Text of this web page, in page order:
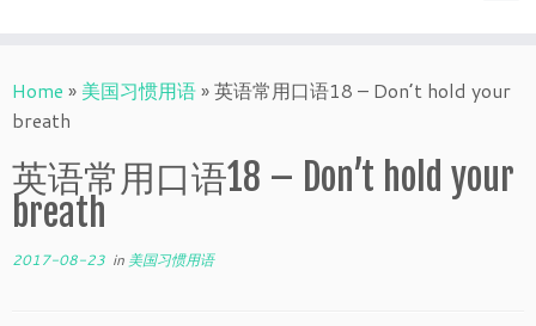
to
content
Home » 美国习惯用语»英语常用口语18 – Don’t hold your
breath
英语常用口语18 – Don’t hold your
breath
2017-08-23 in 美国习惯用语